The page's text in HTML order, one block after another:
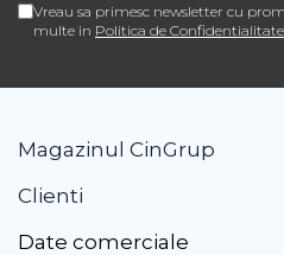
Vreau sa primesc newsletter cu
multe in Politica de Confidentialitate
Magazinul CinGrup
Clienti
Date comerciale